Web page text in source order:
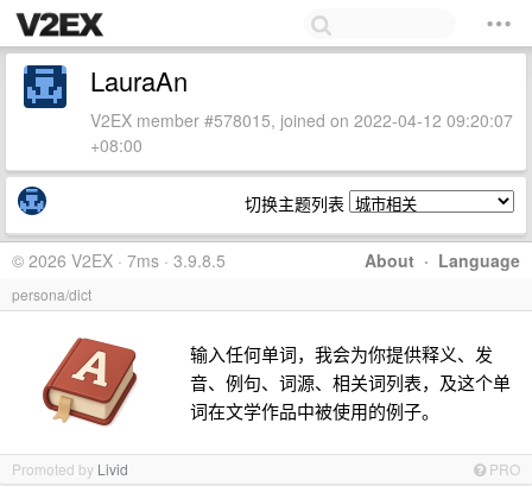
LauraAn
V2EX member #578015, joined on 2022-04-12 09:20:07
+08:00
切换主题列表
About · Language
© 2026 V2EX · 7ms · 3.9.8.5
persona/dict
输入任何单词，我会为你提供释义、发
音、例句、词源、相关词列表，及这个单
词在文学作品中被使用的例子。
Promoted by Livid PRO